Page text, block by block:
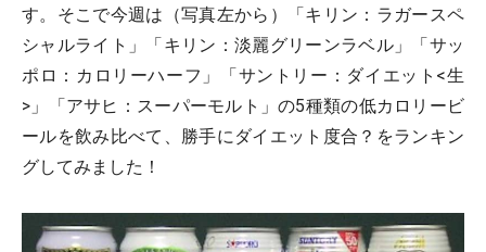
す。そこで今週は（写真左から）「キリン：ラガースペ
シャルライト」「キリン：淡麗グリーンラベル」「サッ
ポロ：カロリーハーフ」「サントリー：ダイエット<生
>」「アサヒ：スーパーモルト」の5種類の低カロリービ
ールを飲み比べて、勝手にダイエット度合？をランキン
グしてみました！